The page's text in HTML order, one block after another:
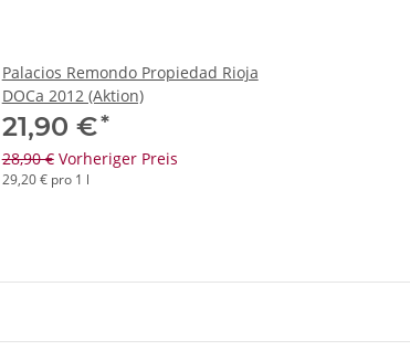
Palacios Remondo Propiedad Rioja
DOCa 2012 (Aktion)
21,90 €*
28,90 €Vorheriger Preis
29,20 € pro 1 l